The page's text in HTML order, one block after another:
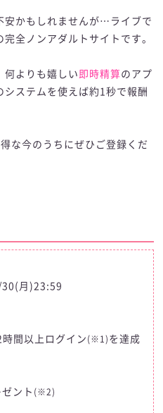
安かもしれませんが…ライブで
完全ノンアダルトサイトです。
何よりも嬉しい 即時精算のアプ
システムを使えば約1秒で報酬
な今のうちにぜひご登録くだ
月)23:59
間以上ログイン (※1) を達成
ント (※2)